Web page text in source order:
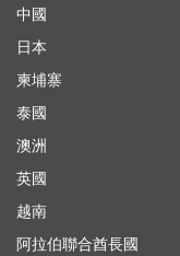
中國
日本
柬埔寨
泰國
澳洲
英國
越南
阿拉伯聯合酋長國